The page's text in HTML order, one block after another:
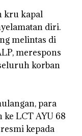
kru kapal
diri.
melintas di
merespons
korban
para
LCT AYU 68
kepada